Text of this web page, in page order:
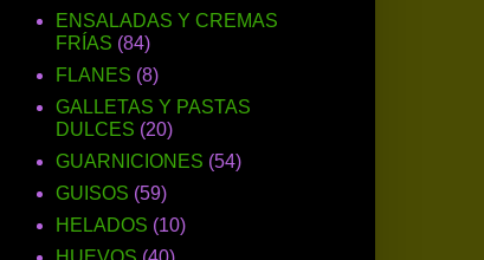
ENSALADAS Y CREMAS
FRÍAS (84)
FLANES (8)
GALLETAS Y PASTAS
DULCES (20)
GUARNICIONES (54)
GUISOS (59)
HELADOS (10)